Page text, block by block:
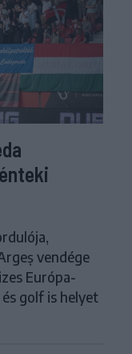
vendége
Európa-
golf is helyet